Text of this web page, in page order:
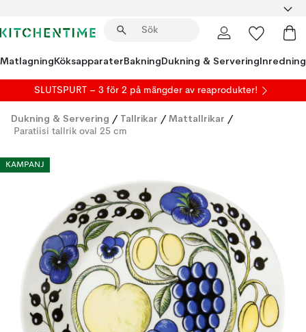
MatlagningKöksapparaterBakningDukning & ServeringInredning
SLUTSPURT – 3 för 2 på mängder av reaprodukter!
Dukning & Servering / Tallrikar / Mattallrikar /
Paratiisi tallrik oval 25 cm
KAMPANJ